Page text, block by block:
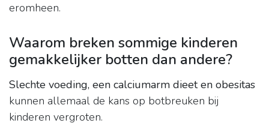
eromheen.
Waarom breken sommige kinderen
gemakkelijker botten dan andere?
Slechte voeding, een calciumarm dieet en obesitas
kunnen allemaal de kans op botbreuken bij
kinderen vergroten.